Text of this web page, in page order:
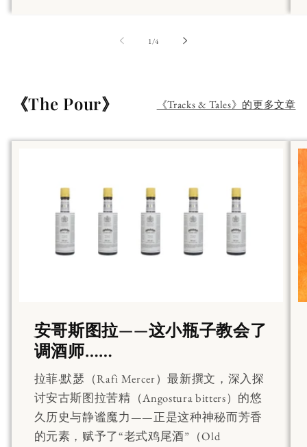
1 /第
4
《The Pour》 《Tracks & Tales》的更多文章
安哥斯图拉——这小瓶子教会了
调酒师……
拉菲·默瑟（Rafi Mercer）最新撰文，深入探
讨安古斯图拉苦精（Angostura bitters）的悠
久历史与静谧魔力——正是这种神秘而芳香
的元素，赋予了“老式鸡尾酒”（Old